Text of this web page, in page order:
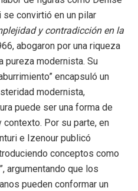
se convirtió en un pilar
y contradicción en la
abogaron por una riqueza
pureza modernista. Su
encapsuló un
modernista,
puede ser una forma de
contexto. Por su parte, en
e Izenour publicó
conceptos como
argumentando que los
pueden conformar un